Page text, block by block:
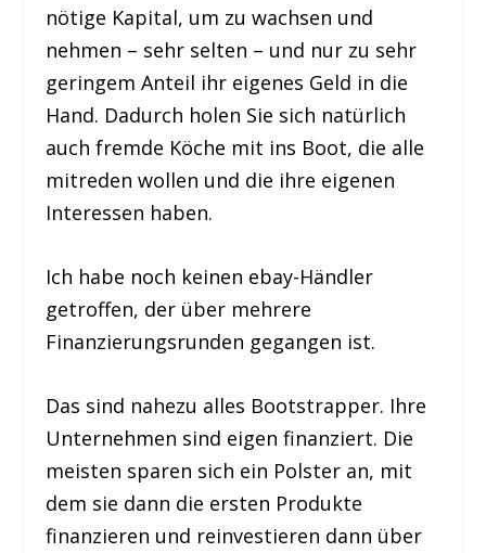
nötige Kapital, um zu wachsen und
nehmen – sehr selten – und nur zu sehr
geringem Anteil ihr eigenes Geld in die
Hand. Dadurch holen Sie sich natürlich
auch fremde Köche mit ins Boot, die alle
mitreden wollen und die ihre eigenen
Interessen haben.
Ich habe noch keinen ebay-Händler
getroffen, der über mehrere
Finanzierungsrunden gegangen ist.
Das sind nahezu alles Bootstrapper. Ihre
Unternehmen sind eigen finanziert. Die
meisten sparen sich ein Polster an, mit
dem sie dann die ersten Produkte
finanzieren und reinvestieren dann über